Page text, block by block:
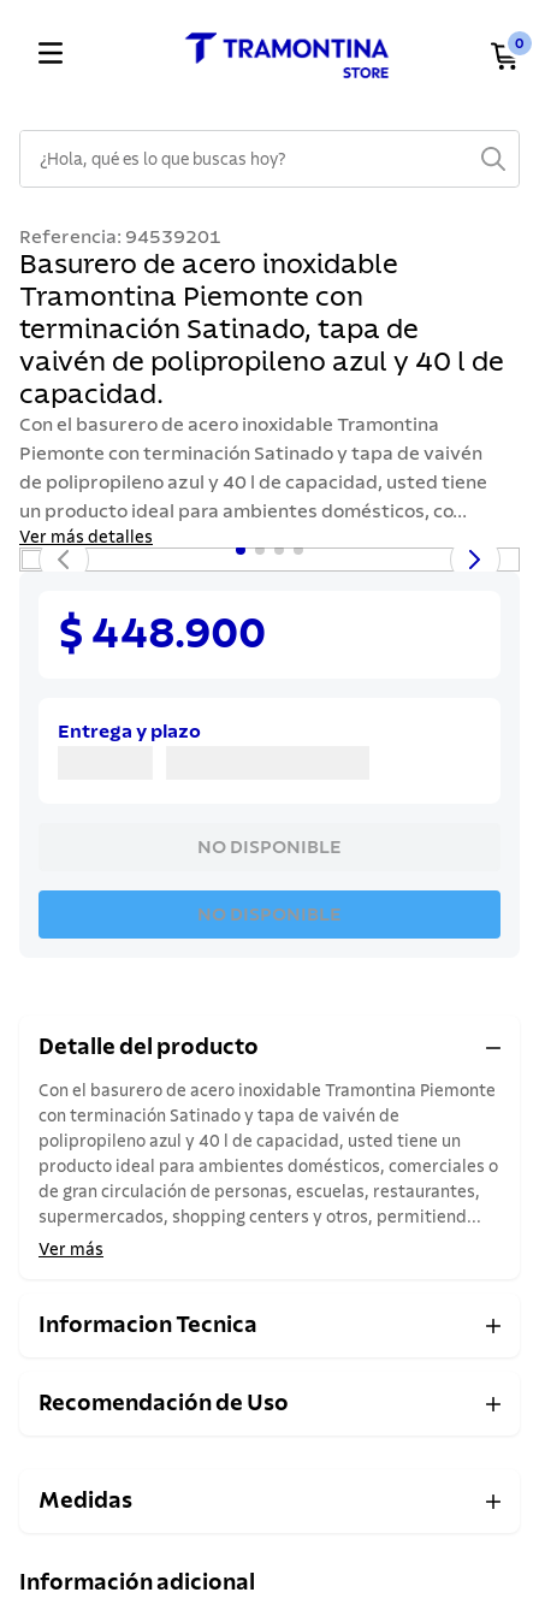
0
Referencia: 94539201
Basurero de acero inoxidable
Tramontina Piemonte con
terminación Satinado, tapa de
vaivén de polipropileno azul y 40 l de
capacidad.
Con el basurero de acero inoxidable Tramontina
Piemonte con terminación Satinado y tapa de vaivén
de polipropileno azul y 40 l de capacidad, usted tiene
un producto ideal para ambientes domésticos, co...
Ver más detalles
$ 448.900
Entrega y plazo
NO DISPONIBLE
NO DISPONIBLE
Detalle del producto
Con el basurero de acero inoxidable Tramontina Piemonte
con terminación Satinado y tapa de vaivén de
polipropileno azul y 40 l de capacidad, usted tiene un
producto ideal para ambientes domésticos, comerciales o
de gran circulación de personas, escuelas, restaurantes,
supermercados, shopping centers y otros, permitiend...
Ver más
Informacion Tecnica
Recomendación de Uso
Medidas
Información adicional
1 .
cuchillos
2.
cubiertos
3.
sarten
4.
lavaplatos
5
ollas
6.
acero inoxidable
7.
sartenes
8.
juego cuchillos
10. olla